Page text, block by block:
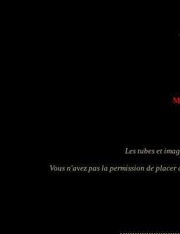
Les tubes et
Vous n'avez pas la permission de